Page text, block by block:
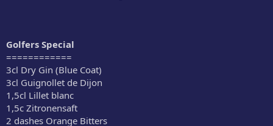
Golfers Special
============
3cl Dry Gin (Blue Coat)
3cl Guignollet de Dijon
1,5cl Lillet blanc
1,5c Zitronensaft
2 dashes Orange Bitters